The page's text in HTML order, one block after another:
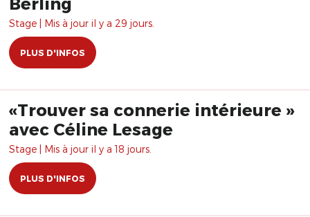
Stage | Mis à jour il y a 29 jours.
PLUS D'INFOS
«Trouver sa connerie intérieure »
avec Céline Lesage
Stage | Mis à jour il y a 18 jours.
PLUS D'INFOS